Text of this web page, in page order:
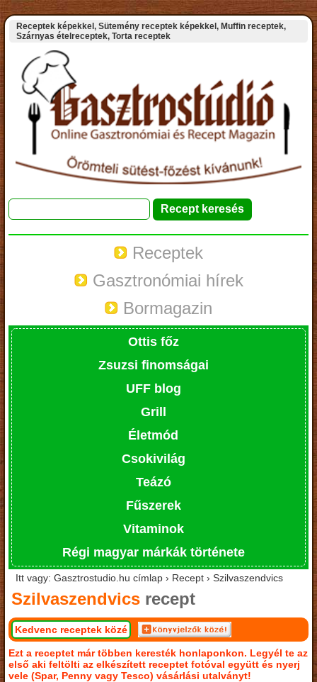
Receptek képekkel, Sütemény receptek képekkel, Muffin receptek,
Szárnyas ételreceptek, Torta receptek
Receptek
Gasztronómiai hírek
Bormagazin
Ottis főz
Zsuzsi finomságai
UFF blog
Grill
Életmód
Csokivilág
Teázó
Fűszerek
Vitaminok
Régi magyar márkák története
Itt vagy: Gasztrostudio.hu címlap › Recept › Szilvaszendvics
Szilvaszendvics recept
Kedvenc receptek közé
Ezt a receptet már többen keresték honlaponkon. Legyél te az
első aki feltölti az elkészített receptet fotóval együtt és nyerj
vele (Spar, Penny vagy Tesco) vásárlási utalványt!